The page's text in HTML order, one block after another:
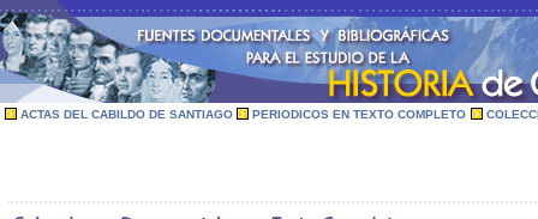
ACTAS DEL CABILDO DE SANTIAGO PERIODICOS EN TEXTO COMPLETO